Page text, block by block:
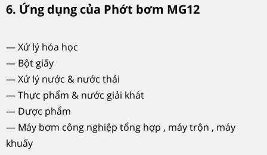
6. Ứng dụng của Phớt bơm MG12
— Xử lý hóa học
— Bột giấy
— Xử lý nước & nước thải
— Thực phẩm & nước giải khát
— Dược phẩm
— Máy bơm công nghiệp tổng hợp , máy trộn , máy
khuấy